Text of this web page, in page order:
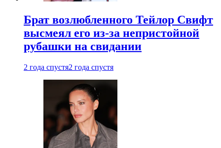
Брат возлюбленного Тейлор Свифт
высмеял его из-за непристойной
рубашки на свидании
2 года спустя2 года спустя